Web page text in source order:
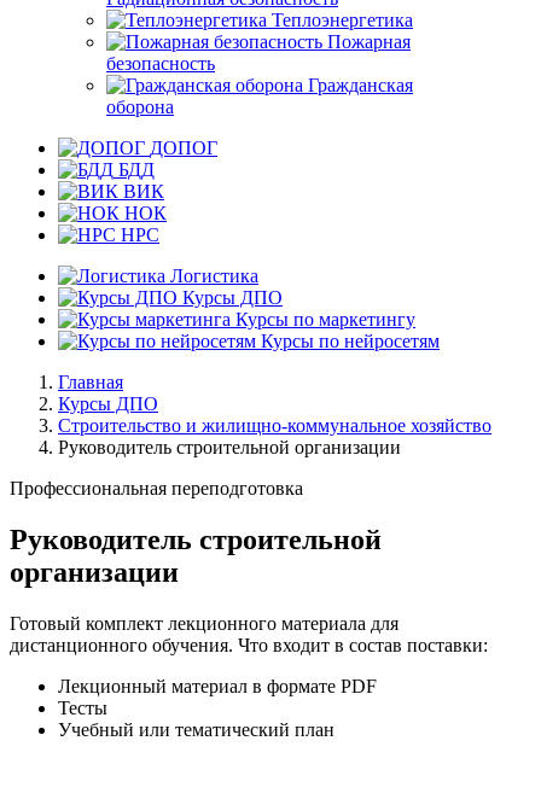
Теплоэнергетика
Пожарная
безопасность
Гражданская
оборона
ДОПОГ
БДД
ВИК
НОК
НРС
Логистика
Курсы ДПО
Курсы по маркетингу
Курсы по нейросетям
Главная
Курсы ДПО
Строительство и жилищно-коммунальное хозяйство
Руководитель строительной организации
Профессиональная переподготовка
Руководитель строительной
организации
Готовый комплект лекционного материала для
дистанционного обучения. Что входит в состав поставки:
Лекционный материал в формате PDF
Тесты
Учебный или тематический план